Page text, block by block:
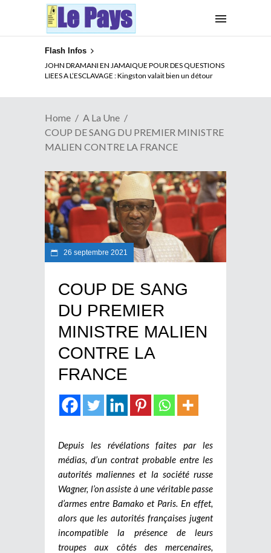
Flash Infos
JOHN DRAMANI EN JAMAIQUE POUR DES QUESTIONS
LIEES A L’ESCLAVAGE : Kingston valait bien un détour
ELECTION DE TALON A LA TETE DU SENAT BENINOIS :
Quand Patrice quitte le pouvoir sans partir !
Home
A La Une
COUP DE SANG DU PREMIER MINISTRE
MALIEN CONTRE LA FRANCE
26 septembre 2021
COUP DE SANG
DU PREMIER
MINISTRE MALIEN
CONTRE LA
FRANCE
Depuis les révélations faites par les
médias, d’un contrat probable entre les
autorités maliennes et la société russe
Wagner, l’on assiste à une véritable passe
d’armes entre Bamako et Paris. En effet,
alors que les autorités françaises jugent
incompatible la présence de leurs
troupes aux côtés des mercenaires,